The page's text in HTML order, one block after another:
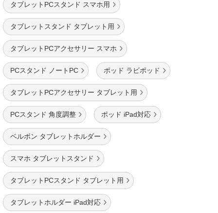
タブレットPCスタンド スマホ用
タブレットスタンド タブレット用
タブレットPCアクセサリー スマホ
PCスタンド ノートPC ポッド ラビポッド
タブレットPCアクセサリー タブレット用
PCスタンド 角度調整 ポッド iPad対応
ベルボン タブレットホルダー
スマホ タブレットスタンド
タブレットPCスタンド タブレット用
タブレットホルダー iPad対応